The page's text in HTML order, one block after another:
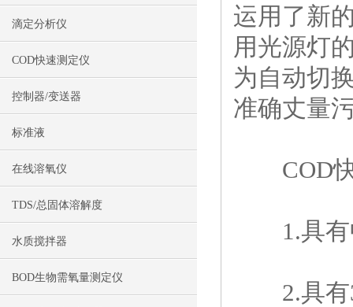
滴定分析仪
COD快速测定仪
控制器/变送器
标准液
在线溶氧仪
TDS/总固体溶解度
水质搅拌器
BOD生物需氧量测定仪
运用了新
用光源灯
为自动切
准确丈量
COD快
1.具有
2.具有3